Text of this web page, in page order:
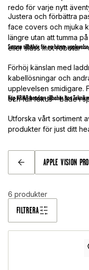
redo för varje nytt
Justera och förbättra
face covers och mjuka
längre utan att tumma
eller slåss mot robotar
Smarta tillbehör för en bättre upplevelse
Förhöj känslan med
kabellösningar och
upplevelsen smidigare.
och full fokus – både i
Köp VR/AR-headset-tillbehör hos
Utforska vårt sortiment
produkter för just ditt
bekvämt är
framtidens gaming. Kliv
TILLBAKA
APPLE VISION PRO
FILTRERA
6 produkter